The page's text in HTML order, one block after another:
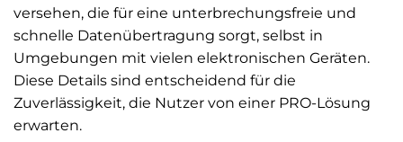
versehen, die für eine unterbrechungsfreie und
schnelle Datenübertragung sorgt, selbst in
Umgebungen mit vielen elektronischen Geräten.
Diese Details sind entscheidend für die
Zuverlässigkeit, die Nutzer von einer PRO-Lösung
erwarten.